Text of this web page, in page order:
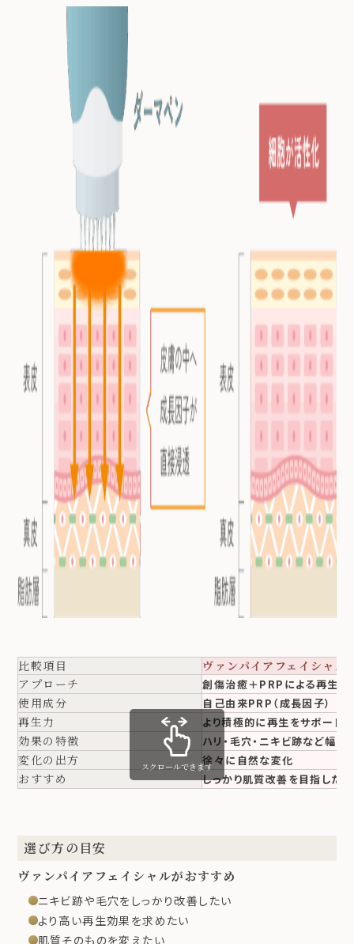
比較項目
ヴァンパイアフェイシャル
アプローチ
創傷治癒＋PRPによる再生促
使用成分 自己由来PRP（成長因子）
再生力 より積極的に再生をサポート
効果の特徴 ハリ・毛穴・ニキビ跡など幅広
変化の出方 徐々に自然な変化
おすすめ しっかり肌質改善を目指した
スクロールできます
選び方の目安
ヴァンパイアフェイシャルがおすすめ
ニキビ跡や毛穴をしっかり改善したい
より高い再生効果を求めたい
肌質そのものを変えたい